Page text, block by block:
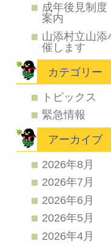
成年後見制
案内
山添村立山添
催します
カテゴリー
トピックス
緊急情報
アーカイブ
2026年8月
2026年7月
2026年6月
2026年5月
2026年4月